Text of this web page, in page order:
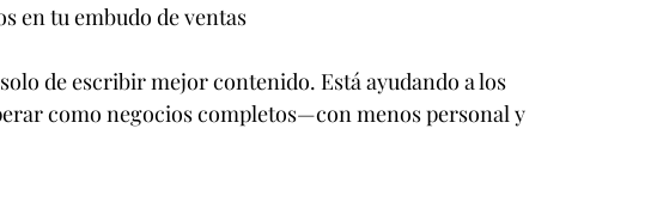
en tu embudo de ventas
de escribir mejor contenido. Está ayudando a los
como negocios completos—con menos personal y